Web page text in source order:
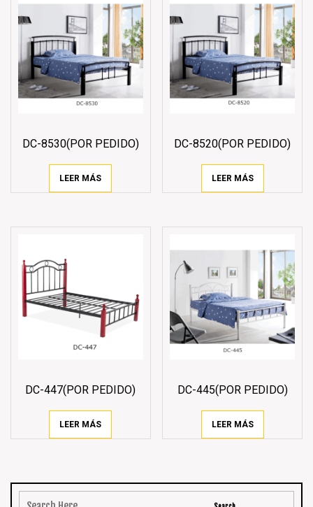
DC-8530(POR PEDIDO)
LEER MÁS
DC-8520(POR PEDIDO)
LEER MÁS
DC-447(POR PEDIDO)
LEER MÁS
DC-445(POR PEDIDO)
LEER MÁS